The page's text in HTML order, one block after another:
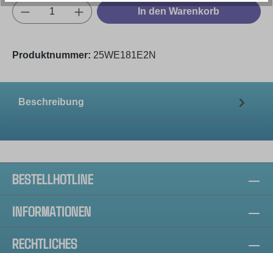
Produkt Anzahl: Gib den gewünschten
In den Warenkorb
Produktnummer: 25WE181E2N
Beschreibung
BESTELLHOTLINE
INFORMATIONEN
RECHTLICHES